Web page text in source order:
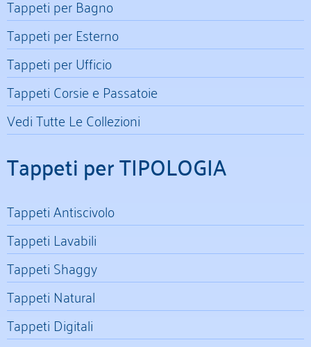
Tappeti per Bagno
Tappeti per Esterno
Tappeti per Ufficio
Tappeti Corsie e Passatoie
Vedi Tutte Le Collezioni
Tappeti per TIPOLOGIA
Tappeti Antiscivolo
Tappeti Lavabili
Tappeti Shaggy
Tappeti Natural
Tappeti Digitali